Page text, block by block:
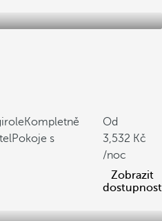
Kompletně
Pokoje s
Od
3,532
/noc
Zobrazit
dostupnost